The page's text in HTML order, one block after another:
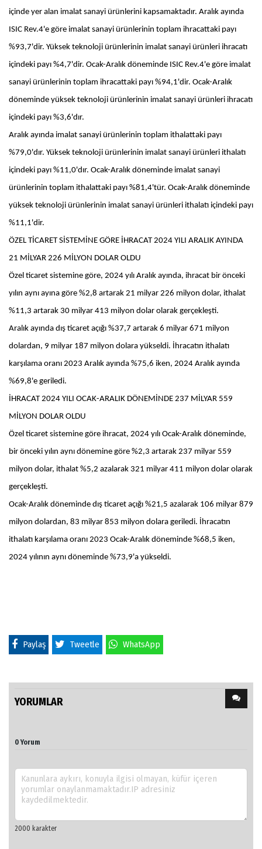
içinde yer alan imalat sanayi ürünlerini kapsamaktadır. Aralık ayında
ISIC Rev.4'e göre imalat sanayi ürünlerinin toplam ihracattaki payı
%93,7'dir. Yüksek teknoloji ürünlerinin imalat sanayi ürünleri ihracatı
içindeki payı %4,7'dir. Ocak-Aralık döneminde ISIC Rev.4'e göre imalat
sanayi ürünlerinin toplam ihracattaki payı %94,1'dir. Ocak-Aralık
döneminde yüksek teknoloji ürünlerinin imalat sanayi ürünleri ihracatı
içindeki payı %3,6'dır.
Aralık ayında imalat sanayi ürünlerinin toplam ithalattaki payı
%79,0'dır. Yüksek teknoloji ürünlerinin imalat sanayi ürünleri ithalatı
içindeki payı %11,0'dır. Ocak-Aralık döneminde imalat sanayi
ürünlerinin toplam ithalattaki payı %81,4'tür. Ocak-Aralık döneminde
yüksek teknoloji ürünlerinin imalat sanayi ürünleri ithalatı içindeki payı
%11,1'dir.
ÖZEL TİCARET SİSTEMİNE GÖRE İHRACAT 2024 YILI ARALIK AYINDA
21 MİLYAR 226 MİLYON DOLAR OLDU
Özel ticaret sistemine göre, 2024 yılı Aralık ayında, ihracat bir önceki
yılın aynı ayına göre %2,8 artarak 21 milyar 226 milyon dolar, ithalat
%11,3 artarak 30 milyar 413 milyon dolar olarak gerçekleşti.
Aralık ayında dış ticaret açığı %37,7 artarak 6 milyar 671 milyon
dolardan, 9 milyar 187 milyon dolara yükseldi. İhracatın ithalatı
karşılama oranı 2023 Aralık ayında %75,6 iken, 2024 Aralık ayında
%69,8'e geriledi.
İHRACAT 2024 YILI OCAK-ARALIK DÖNEMİNDE 237 MİLYAR 559
MİLYON DOLAR OLDU
Özel ticaret sistemine göre ihracat, 2024 yılı Ocak-Aralık döneminde,
bir önceki yılın aynı dönemine göre %2,3 artarak 237 milyar 559
milyon dolar, ithalat %5,2 azalarak 321 milyar 411 milyon dolar olarak
gerçekleşti.
Ocak-Aralık döneminde dış ticaret açığı %21,5 azalarak 106 milyar 879
milyon dolardan, 83 milyar 853 milyon dolara geriledi. İhracatın
ithalatı karşılama oranı 2023 Ocak-Aralık döneminde %68,5 iken,
2024 yılının aynı döneminde %73,9'a yükseldi.
Paylaş Tweetle WhatsApp
YORUMLAR
0 Yorum